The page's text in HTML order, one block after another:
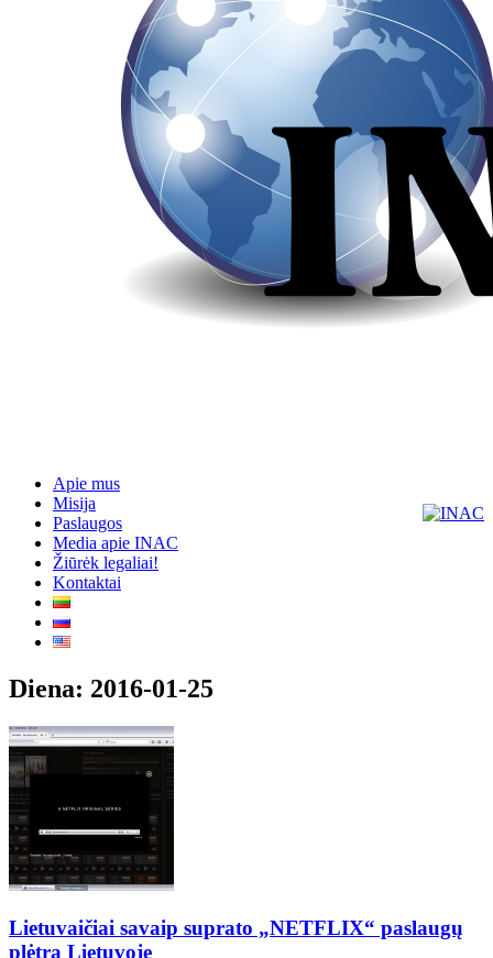
Apie mus
Misija
Paslaugos
Media apie INAC
Žiūrėk legaliai!
Kontaktai
Diena: 2016-01-25
Lietuvaičiai savaip suprato „NETFLIX“ paslaugų
plėtrą Lietuvoje